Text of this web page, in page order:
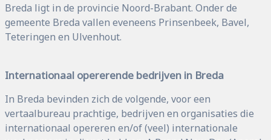
Breda ligt in de provincie Noord-Brabant. Onder de
gemeente Breda vallen eveneens Prinsenbeek, Bavel,
Teteringen en Ulvenhout.
Internationaal opererende bedrijven in Breda
In Breda bevinden zich de volgende, voor een
vertaalbureau prachtige, bedrijven en organisaties die
internationaal opereren en/of (veel) internationale